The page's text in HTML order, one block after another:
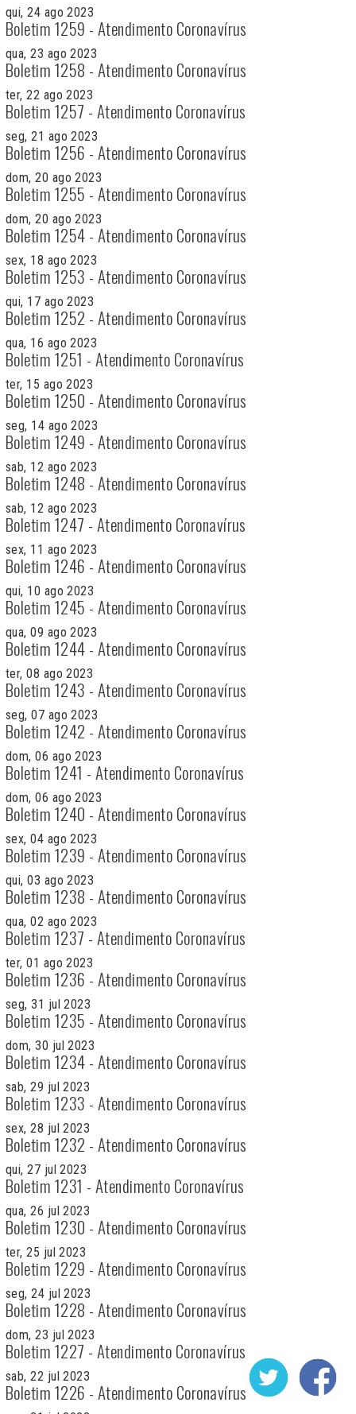
qui, 24 ago 2023
Boletim 1259 - Atendimento Coronavírus
qua, 23 ago 2023
Boletim 1258 - Atendimento Coronavírus
ter, 22 ago 2023
Boletim 1257 - Atendimento Coronavírus
seg, 21 ago 2023
Boletim 1256 - Atendimento Coronavírus
dom, 20 ago 2023
Boletim 1255 - Atendimento Coronavírus
dom, 20 ago 2023
Boletim 1254 - Atendimento Coronavírus
sex, 18 ago 2023
Boletim 1253 - Atendimento Coronavírus
qui, 17 ago 2023
Boletim 1252 - Atendimento Coronavírus
qua, 16 ago 2023
Boletim 1251 - Atendimento Coronavírus
ter, 15 ago 2023
Boletim 1250 - Atendimento Coronavírus
seg, 14 ago 2023
Boletim 1249 - Atendimento Coronavírus
sab, 12 ago 2023
Boletim 1248 - Atendimento Coronavírus
sab, 12 ago 2023
Boletim 1247 - Atendimento Coronavírus
sex, 11 ago 2023
Boletim 1246 - Atendimento Coronavírus
qui, 10 ago 2023
Boletim 1245 - Atendimento Coronavírus
qua, 09 ago 2023
Boletim 1244 - Atendimento Coronavírus
ter, 08 ago 2023
Boletim 1243 - Atendimento Coronavírus
seg, 07 ago 2023
Boletim 1242 - Atendimento Coronavírus
dom, 06 ago 2023
Boletim 1241 - Atendimento Coronavírus
dom, 06 ago 2023
Boletim 1240 - Atendimento Coronavírus
sex, 04 ago 2023
Boletim 1239 - Atendimento Coronavírus
qui, 03 ago 2023
Boletim 1238 - Atendimento Coronavírus
qua, 02 ago 2023
Boletim 1237 - Atendimento Coronavírus
ter, 01 ago 2023
Boletim 1236 - Atendimento Coronavírus
seg, 31 jul 2023
Boletim 1235 - Atendimento Coronavírus
dom, 30 jul 2023
Boletim 1234 - Atendimento Coronavírus
sab, 29 jul 2023
Boletim 1233 - Atendimento Coronavírus
sex, 28 jul 2023
Boletim 1232 - Atendimento Coronavírus
qui, 27 jul 2023
Boletim 1231 - Atendimento Coronavírus
qua, 26 jul 2023
Boletim 1230 - Atendimento Coronavírus
ter, 25 jul 2023
Boletim 1229 - Atendimento Coronavírus
seg, 24 jul 2023
Boletim 1228 - Atendimento Coronavírus
dom, 23 jul 2023
Boletim 1227 - Atendimento Coronavírus
sab, 22 jul 2023
Boletim 1226 - Atendimento Coronavírus